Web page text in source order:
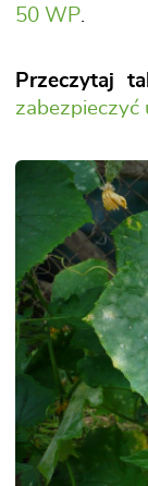
50 WP.
Przeczytaj
zabezpieczyć